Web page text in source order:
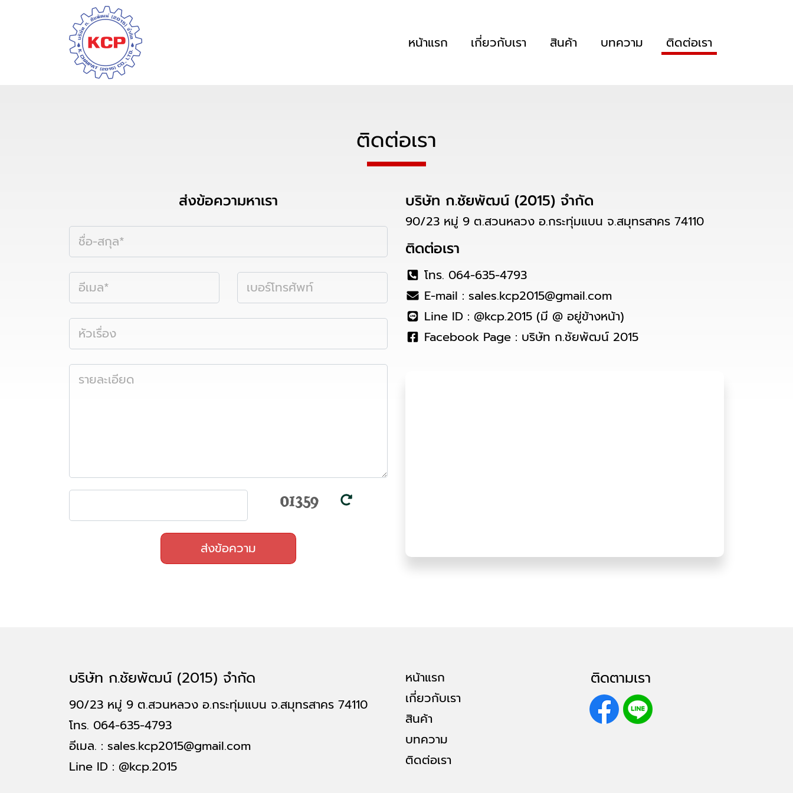
หน้าแรก เกี่ยวกับเรา สินค้า บทความ ติดต่อเรา
ติดต่อเรา
ส่งข้อความหาเรา
ส่งข้อความ
บริษัท ก.ชัยพัฒน์ (2015) จำกัด
90/23 หมู่ 9 ต.สวนหลวง อ.กระทุ่มแบน จ.สมุทรสาคร 74110
ติดต่อเรา
โทร. 064-635-4793
E-mail : sales.kcp2015@gmail.com
Line ID : @kcp.2015 (มี @ อยู่ข้างหน้า)
Facebook Page : บริษัท ก.ชัยพัฒน์ 2015
บริษัท ก.ชัยพัฒน์ (2015) จำกัด
90/23 หมู่ 9 ต.สวนหลวง อ.กระทุ่มแบน จ.สมุทรสาคร 74110
โทร. 064-635-4793
อีเมล. : sales.kcp2015@gmail.com
Line ID : @kcp.2015
หน้าแรก
เกี่ยวกับเรา
สินค้า
บทความ
ติดต่อเรา
ติดตามเรา